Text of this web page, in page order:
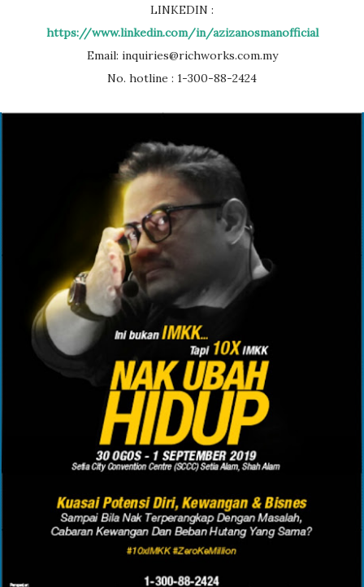
LINKEDIN :
https://www.linkedin.com/in/azizanosmanofficial
Email: inquiries@richworks.com.my
No. hotline : 1-300-88-2424